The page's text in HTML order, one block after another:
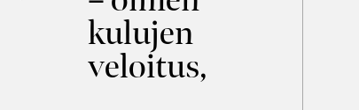
kulujen
veloitus,